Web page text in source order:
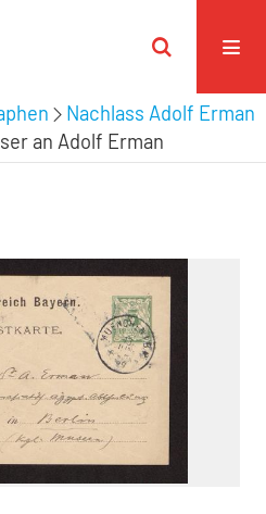
Nachlass Adolf Erman
an Adolf Erman